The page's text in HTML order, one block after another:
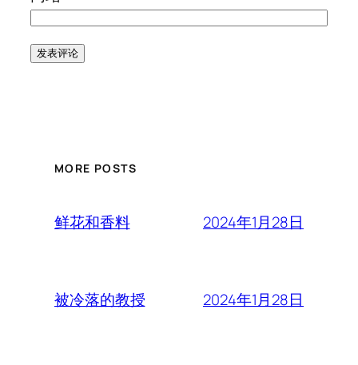
MORE POSTS
鲜花和香料 2024年1月28日
被冷落的教授 2024年1月28日